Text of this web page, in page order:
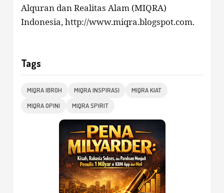
Alquran dan Realitas Alam (MIQRA)
Indonesia,http://www.miqra.blogspot.com.
Tags
MIQRA IBROH MIQRA INSPIRASI
MIQRA KIAT
MIQRA OPINI
MIQRA SPIRIT